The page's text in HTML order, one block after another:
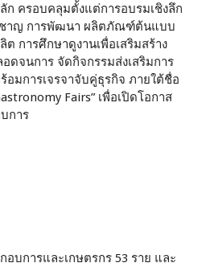
ก ครอบคลุมตั้งแต่การอบรมเชิงลึก
ชาญ การพัฒนา ผลิตภัณฑ์ต้นแบบ
การศึกษาดูงานเพื่อเสริมสร้าง
ดจนการ จัดกิจกรรมส่งเสริมการ
มการเจรจาจับคู่ธุรกิจ ภายใต้ชื่อ
Fairs” เพื่อเปิดโอกาส
การ
บการและเกษตรกร 53 ราย และ